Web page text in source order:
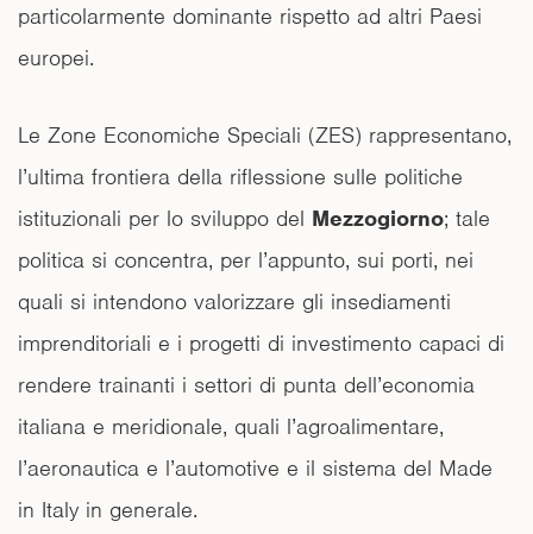
particolarmente dominante rispetto ad altri Paesi
europei.
Le Zone Economiche Speciali (ZES) rappresentano,
l’ultima frontiera della riflessione sulle politiche
istituzionali per lo sviluppo del Mezzogiorno; tale
politica si concentra, per l’appunto, sui porti, nei
quali si intendono valorizzare gli insediamenti
imprenditoriali e i progetti di investimento capaci di
rendere trainanti i settori di punta dell’economia
italiana e meridionale, quali l’agroalimentare,
l’aeronautica e l’automotive e il sistema del Made
in Italy in generale.